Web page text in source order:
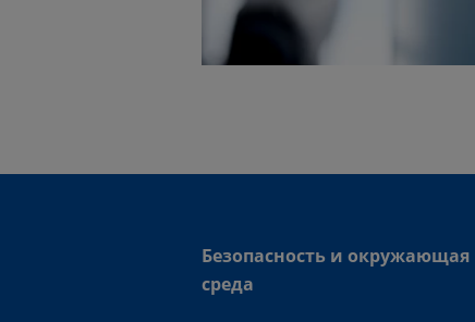
Безопасность и окружающая
среда